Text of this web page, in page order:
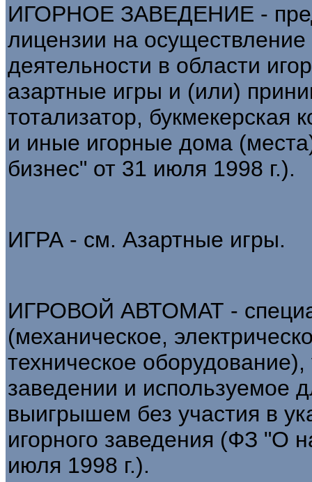
ИГОРНОЕ ЗАВЕДЕНИЕ -
лицензии на
деятельности в области
азартные игры и (или)
тотализатор, букмекерская
и иные игорные дома
бизнес" от 31 июля 1998 г.).
ИГРА - см. Азартные игры.
ИГРОВОЙ АВТОМАТ -
(механическое,
техническое
заведении и используемое
выигрышем без участия в
игорного заведения (ФЗ "О
июля 1998 г.).